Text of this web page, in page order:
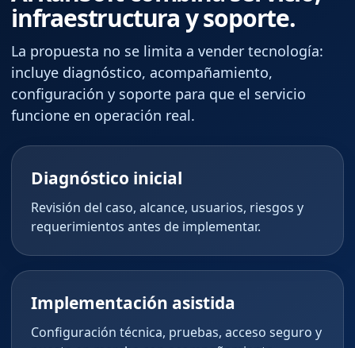
infraestructura y soporte.
La propuesta no se limita a vender tecnología:
incluye diagnóstico, acompañamiento,
configuración y soporte para que el servicio
funcione en operación real.
Diagnóstico inicial
Revisión del caso, alcance, usuarios, riesgos y
requerimientos antes de implementar.
Implementación asistida
Configuración técnica, pruebas, acceso seguro y